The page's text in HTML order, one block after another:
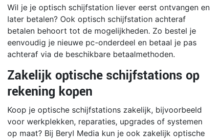
Wil je je optisch schijfstation liever eerst ontvangen en
later betalen? Ook optisch schijfstation achteraf
betalen behoort tot de mogelijkheden. Zo bestel je
eenvoudig je nieuwe pc-onderdeel en betaal je pas
achteraf via de beschikbare betaalmethoden.
Zakelijk optische schijfstations op
rekening kopen
Koop je optische schijfstations zakelijk, bijvoorbeeld
voor werkplekken, reparaties, upgrades of systemen
op maat? Bij Beryl Media kun je ook zakelijk optische